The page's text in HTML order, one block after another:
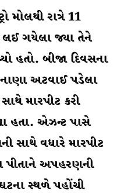
મોલથી રાત્રે 11
ગયેલા જ્યા તેને
હતો. બીજા દિવસના
અટવાઈ પડેલા
મારપીટ કરી
હતા. એઝન્ટ પાસે
સાથે વધારે મારપીટ
પીતાને અપહરણની
સ્થળે પહોંચી